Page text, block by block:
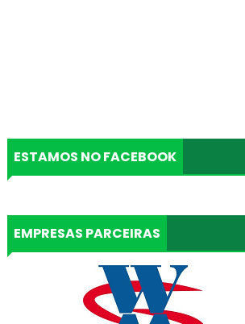
ESTAMOS NO FACEBOOK
EMPRESAS PARCEIRAS